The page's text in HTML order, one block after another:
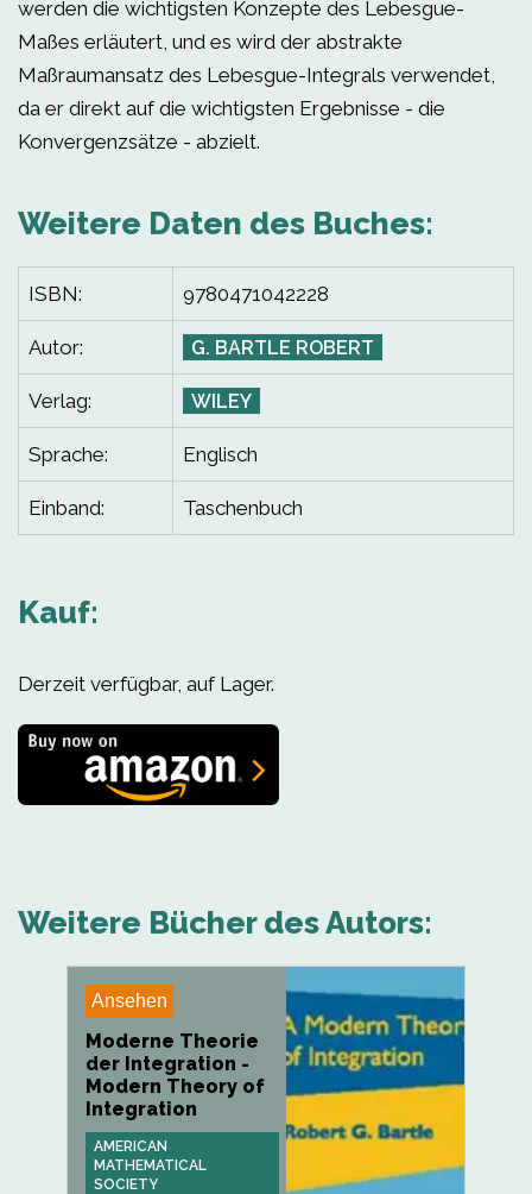
werden die wichtigsten Konzepte des Lebesgue-
Maßes erläutert, und es wird der abstrakte
Maßraumansatz des Lebesgue-Integrals verwendet,
da er direkt auf die wichtigsten Ergebnisse - die
Konvergenzsätze - abzielt.
Weitere Daten des Buches:
ISBN: 9780471042228
Autor: G. BARTLE ROBERT
Verlag: WILEY
Sprache: Englisch
Einband: Taschenbuch
Kauf:
Derzeit verfügbar, auf Lager.
Weitere Bücher des Autors:
Ansehen
Moderne Theorie
der Integration -
Modern Theory of
Integration
AMERICAN
MATHEMATICAL
SOCIETY